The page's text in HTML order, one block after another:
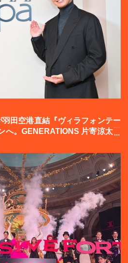
田空港直結『ヴィラフォンテー
へ。GENERATIONS 片寄涼太登